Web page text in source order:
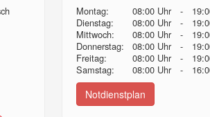
Montag: 08:00 Uhr -
Dienstag:
08:00 Uhr -
Mittwoch:
08:00 Uhr -
Donnerstag:08:00 Uhr -
Freitag:
08:00 Uhr -
Samstag:
08:00 Uhr -
Notdienstplan